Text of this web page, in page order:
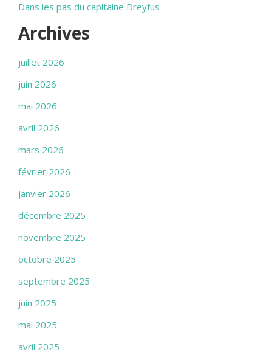
Dans les pas du capitaine Dreyfus
Archives
juillet 2026
juin 2026
mai 2026
avril 2026
mars 2026
février 2026
janvier 2026
décembre 2025
novembre 2025
octobre 2025
septembre 2025
juin 2025
mai 2025
avril 2025